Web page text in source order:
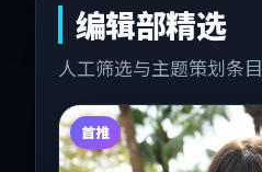
编辑部精选
人工筛选与主题策划条目
首推